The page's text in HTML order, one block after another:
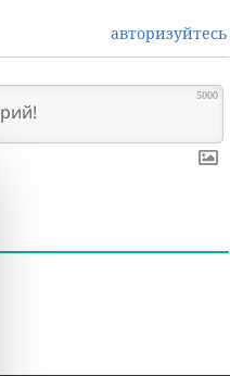
авторизуйтесь
5000